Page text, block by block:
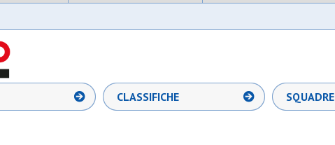
CLASSIFICHE SQUADRE